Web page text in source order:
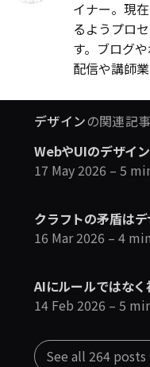
イナー。現
るようプロ
す。ブログ
配信や講師
デザインの関連記事
WebやUIのデザイ
17 May 2026 – 5
クラフトの矛盾は
16 Mar 2026 – 4
AIにルールではな
14 Feb 2026 – 5
See all 264